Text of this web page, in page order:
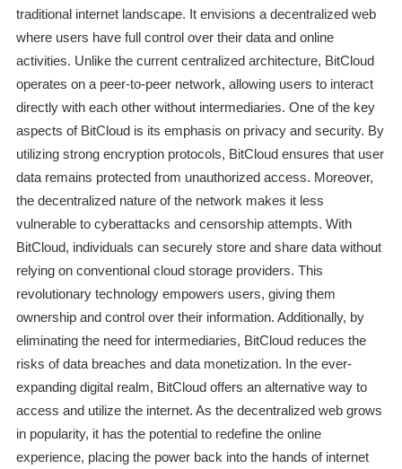
traditional internet landscape. It envisions a decentralized web
where users have full control over their data and online
activities. Unlike the current centralized architecture, BitCloud
operates on a peer-to-peer network, allowing users to interact
directly with each other without intermediaries. One of the key
aspects of BitCloud is its emphasis on privacy and security. By
utilizing strong encryption protocols, BitCloud ensures that user
data remains protected from unauthorized access. Moreover,
the decentralized nature of the network makes it less
vulnerable to cyberattacks and censorship attempts. With
BitCloud, individuals can securely store and share data without
relying on conventional cloud storage providers. This
revolutionary technology empowers users, giving them
ownership and control over their information. Additionally, by
eliminating the need for intermediaries, BitCloud reduces the
risks of data breaches and data monetization. In the ever-
expanding digital realm, BitCloud offers an alternative way to
access and utilize the internet. As the decentralized web grows
in popularity, it has the potential to redefine the online
experience, placing the power back into the hands of internet